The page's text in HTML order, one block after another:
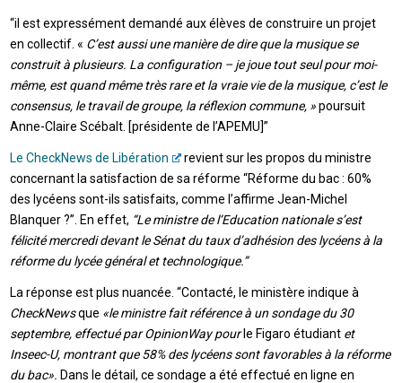
“il est expressément demandé aux élèves de construire un projet
en collectif. « C’est aussi une manière de dire que la musique se
construit à plusieurs. La configuration – je joue tout seul pour moi-
même, est quand même très rare et la vraie vie de la musique, c’est le
consensus, le travail de groupe, la réflexion commune, »poursuit
Anne-Claire Scébalt. [présidente de l’APEMU]”
Le CheckNews de Libération
revient sur les propos du ministre
concernant la satisfaction de sa réforme“Réforme du bac : 60%
des lycéens sont-ils satisfaits, comme l’affirme Jean-Michel
Blanquer ?”. En effet, “Le ministre de l’Education nationale s’est
félicité mercredi devant le Sénat du taux d’adhésion des lycéens à la
réforme du lycée général et technologique.”
La réponse est plus nuancée. “Contacté, le ministère indique à
CheckNewsque «le ministre fait référence à un sondage du 30
septembre, effectué par OpinionWay pour le Figaro étudiant et
Inseec-U, montrant que 58% des lycéens sont favorables à la réforme
du bac». Dans le détail, ce sondage a été effectué en ligne en